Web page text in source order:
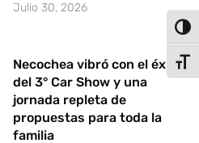
Julio 30, 2026
Necochea vibró con el éxito
del 3° Car Show y una
jornada repleta de
propuestas para toda la
familia